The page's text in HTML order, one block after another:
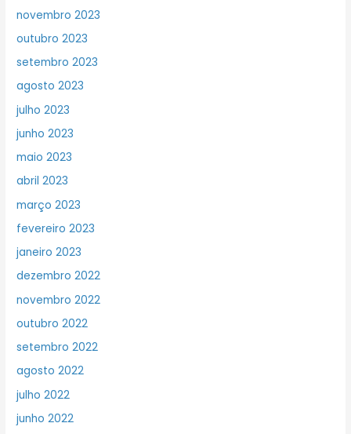
novembro 2023
outubro 2023
setembro 2023
agosto 2023
julho 2023
junho 2023
maio 2023
abril 2023
março 2023
fevereiro 2023
janeiro 2023
dezembro 2022
novembro 2022
outubro 2022
setembro 2022
agosto 2022
julho 2022
junho 2022